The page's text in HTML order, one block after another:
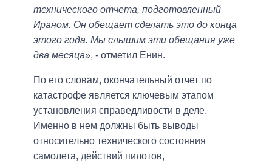
технического отчета, подготовленный
Ираном. Он обещает сделать это до конца
этого года. Мы слышим эти обещания уже
два месяца», - отметил Енин.
По его словам, окончательный отчет по
катастрофе является ключевым этапом
установления справедливости в деле.
Именно в нем должны быть выводы
относительно технического состояния
самолета, действий пилотов,